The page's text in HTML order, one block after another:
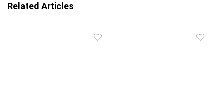
Related Articles